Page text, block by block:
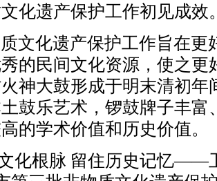
化遗产保护工作初见成效
文化遗产保护工作旨在更
的民间文化资源，使之更
神大鼓形成于明末清初
鼓乐艺术，锣鼓牌子丰富
的学术价值和历史价值。